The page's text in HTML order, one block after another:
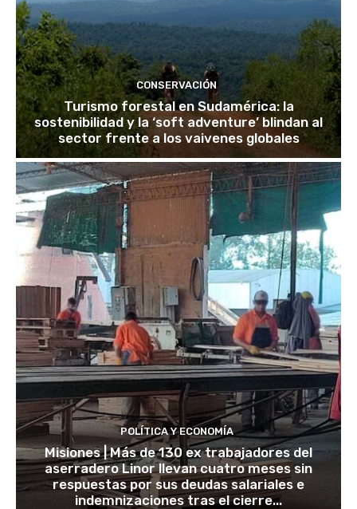
CONSERVACIÓN
Turismo forestal en Sudamérica: la
sostenibilidad y la ‘soft adventure’ blindan al
sector frente a los vaivenes globales
POLÍTICA Y ECONOMÍA
Misiones | Más de 130 ex trabajadores del
aserradero Linor llevan cuatro meses sin
respuestas por sus deudas salariales e
indemnizaciones tras el cierre...